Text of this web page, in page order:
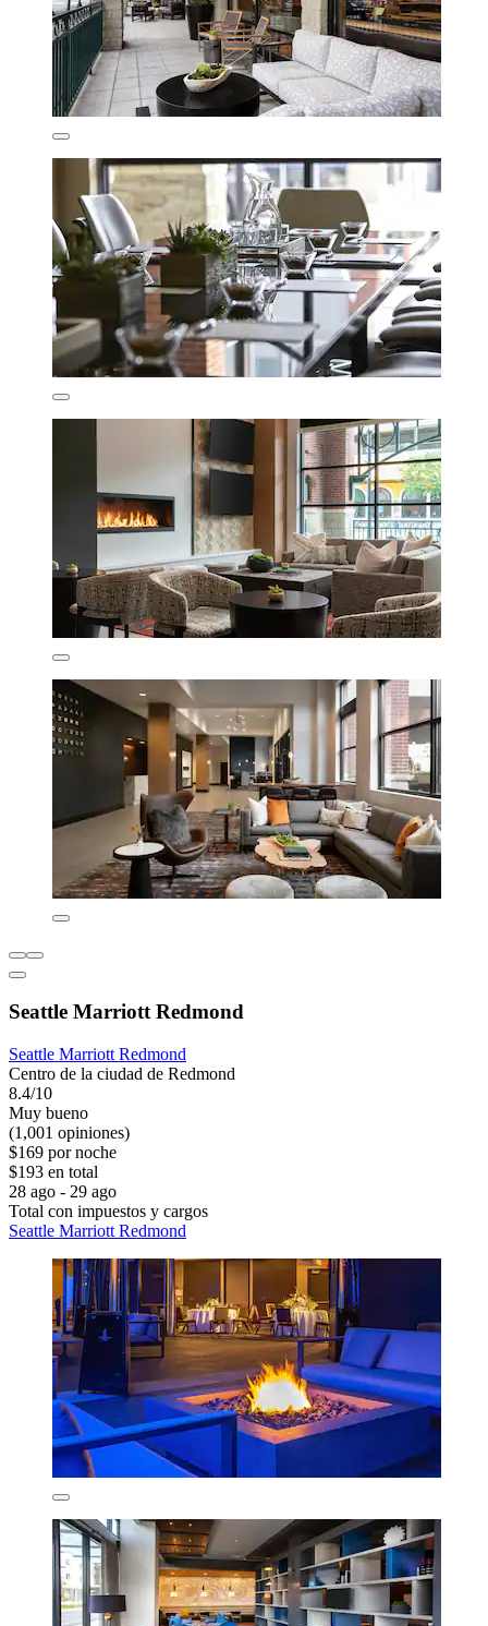
Seattle Marriott Redmond
Seattle Marriott Redmond
Centro de la ciudad de Redmond
8.4/10
Muy bueno
(1,001 opiniones)
$169 por noche
$193 en total
28 ago - 29 ago
Total con impuestos y cargos
Seattle Marriott Redmond